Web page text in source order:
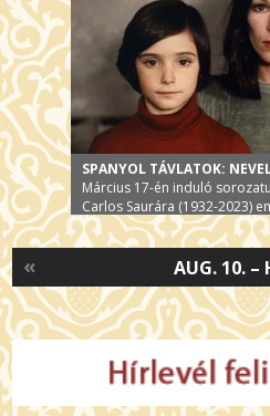
SPANYOL TÁVLATOK:
Március 17-én induló
Carlos Saurára (1932-2023)
AUG. 10. –
«